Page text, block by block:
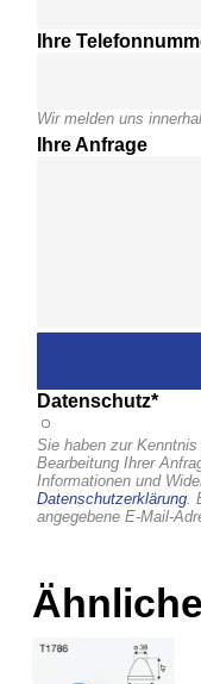
Ihre
Wir melden uns
Ihre Anfrage
Datenschutz*
Sie haben zur
Bearbeitung Ihrer
Informationen und
Datenschutzerklärung.
angegebene E-Mail-